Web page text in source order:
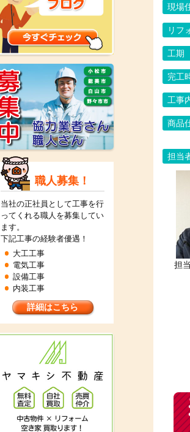
現場
リフ
工期
完工
工事
商品
担当
担
羽咋店
金沢田上店
職人募集！
当社の正社員として工事を行
ってくれる職人を募集してい
ます。
下記工事の経験者優遇！
大工工事
電気工事
設備工事
内装工事
詳細はこちら